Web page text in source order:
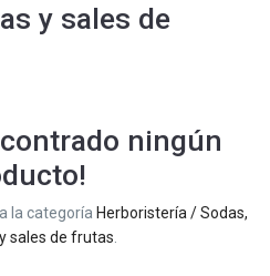
y sales de
ningún
la categoría Herboristería / Sodas,
sales de frutas.